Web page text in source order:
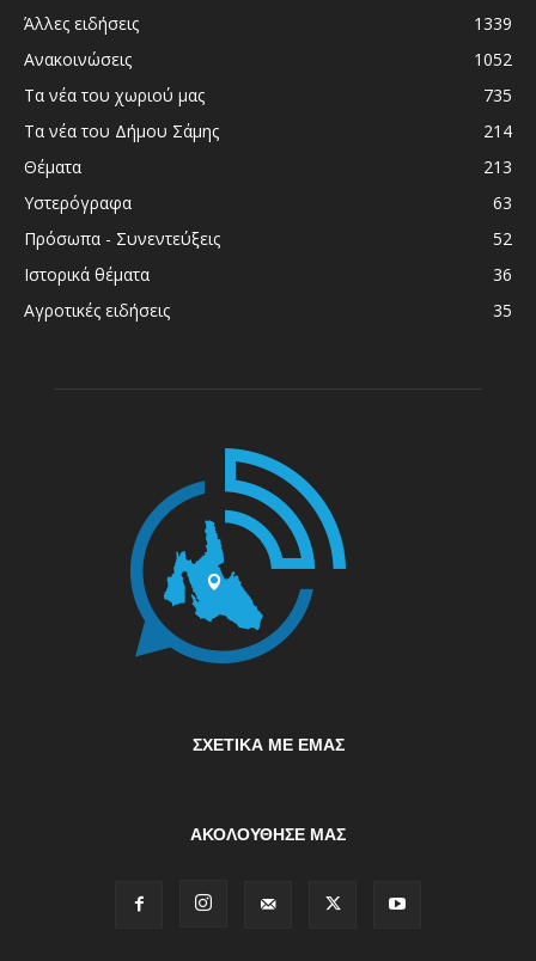
Άλλες ειδήσεις
1339
Ανακοινώσεις
1052
Τα νέα του χωριού μας
735
Τα νέα του Δήμου Σάμης
214
Θέματα
213
Υστερόγραφα
63
Πρόσωπα - Συνεντεύξεις
52
Ιστορικά θέματα
36
Αγροτικές ειδήσεις
35
ΣΧΕΤΙΚΆ ΜΕ ΕΜΆΣ
ΑΚΟΛΟΥΘΗΣΕ ΜΑΣ